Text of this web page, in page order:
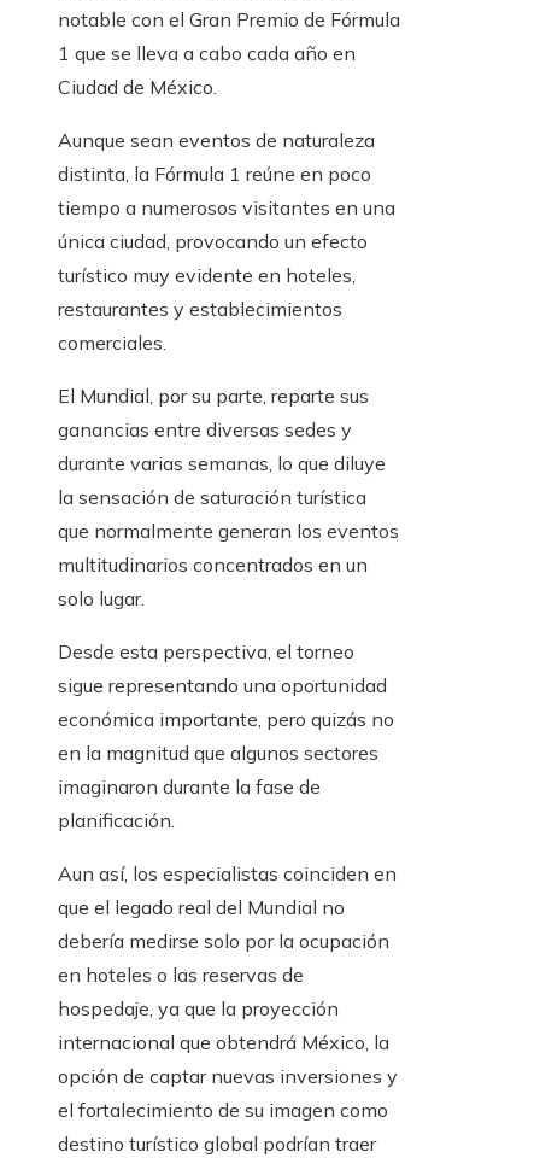
notable con el Gran Premio de Fórmula
1 que se lleva a cabo cada año en
Ciudad de México.
Aunque sean eventos de naturaleza
distinta, la Fórmula 1 reúne en poco
tiempo a numerosos visitantes en una
única ciudad, provocando un efecto
turístico muy evidente en hoteles,
restaurantes y establecimientos
comerciales.
El Mundial, por su parte, reparte sus
ganancias entre diversas sedes y
durante varias semanas, lo que diluye
la sensación de saturación turística
que normalmente generan los eventos
multitudinarios concentrados en un
solo lugar.
Desde esta perspectiva, el torneo
sigue representando una oportunidad
económica importante, pero quizás no
en la magnitud que algunos sectores
imaginaron durante la fase de
planificación.
Aun así, los especialistas coinciden en
que el legado real del Mundial no
debería medirse solo por la ocupación
en hoteles o las reservas de
hospedaje, ya que la proyección
internacional que obtendrá México, la
opción de captar nuevas inversiones y
el fortalecimiento de su imagen como
destino turístico global podrían traer